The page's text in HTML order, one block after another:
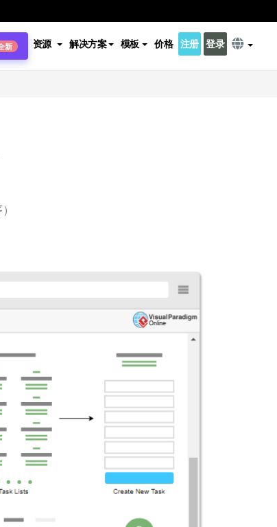
新 资源 解决方案 模板 价格 注册 登录